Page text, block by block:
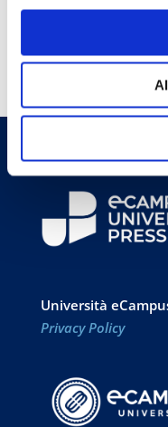
Economia dello
crescita e lo
Università
Privacy Policy